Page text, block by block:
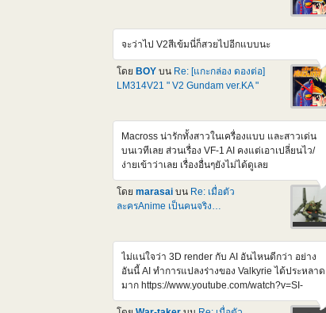
src="https://img1.pic.in.th/images/DEn3.jpg"
alt="DEn3" border="0"></a> <a
href="https://pic.in.th/image/DEn4.UJGa1C">
<img
src="https://img1.pic.in.th/images/DEn4.jpg"
alt="DEn4" border="0"></a> <a
href="https://pic.in.th/image/DEn5.UJGrwv">
alt="DEn5" border="0"></a> หน้าตาหล่อขึ้นกว่า
เดิม สัดส่วนดูสมส่วนขึ้น น่าจะสูงกว่า 1/100 เกรด
เก่า Credit : Gundamkitscollection เจ้าเก่าดั้งเดิม
ตัวนี้ ก็มีตัวเก่า ยุคโบราณอยู่แหละ แต่เปลี่ยนมือ
เปนแบบชุดแต่งที่ขยับข้อนิ้วได้หมด สมันนั้นสั่งจาก
HLJ /สรุปตัวเก่าเลยรอดจากการถูกผ่าดัดแปลงไป
แหละ พวกตัวเก่าๆ Ball joint ย้วยๆไปหมดละเห็น
วันก่อนๆ มีคนถามหา Ball Joint ขา ตัวใดตัวนึงไว้
ออกจากแผง จะไม่รู้ว่ามันเปน Parts เบอร์อะไรหนะ
จะเซ็งก็ตรงที่ แววจะเปน P ไปตลอดหลังจากนี้
จะว่าไป V2สีเข้มนี่ก็สวยไปอีกแบบนะ
โดย BOY บน Re: [แกะกล่อง ดองต่อ]
LM314V21 " V2 Gundam ver.KA "
Macross น่ารักทั้งสาวในเครื่องแบบ และสาวเด่น
บนเวทีเลย ส่วนเรื่อง VF-1 AI คงแต่เอาเปลี่ยนไว/
ง่ายเข้าว่าเลย เรื่องอื่นๆยังไม่ได้ดูเลย
โดย marasai บน Re: เมื่อตัว
ละครAnime เป็นคนจริง…
ไม่แน่ใจว่า 3D render กับ AI อันไหนดีกว่า อย่าง
อันนี้ AI ทำการแปลงร่างของ Valkyrie ได้ประหลาด
มาก https://www.youtube.com/watch?v=SI-
tINRkQVE https://www.youtube.com/watch?